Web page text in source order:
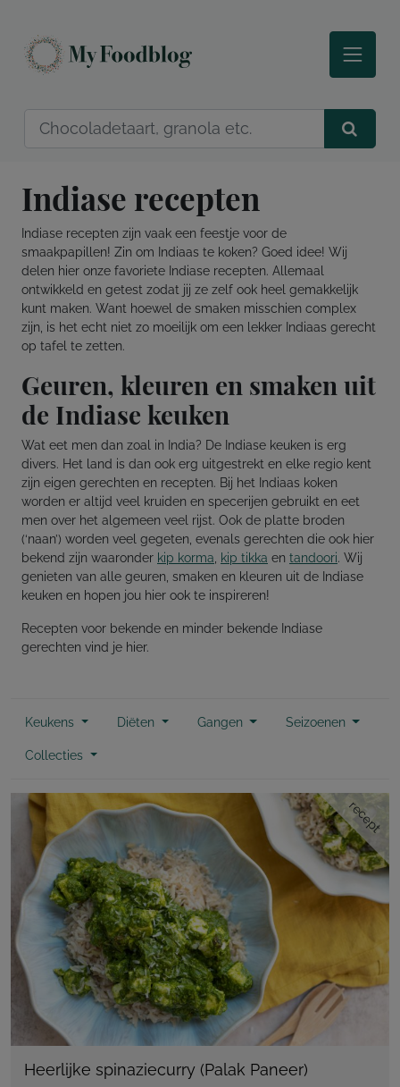
Indiase recepten
Indiase recepten zijn vaak een feestje voor de
smaakpapillen! Zin om Indiaas te koken? Goed idee! Wij
delen hier onze favoriete Indiase recepten. Allemaal
ontwikkeld en getest zodat jij ze zelf ook heel gemakkelijk
kunt maken. Want hoewel de smaken misschien complex
zijn, is het echt niet zo moeilijk om een lekker Indiaas gerecht
op tafel te zetten.
Geuren, kleuren en smaken uit
de Indiase keuken
Wat eet men dan zoal in India? De Indiase keuken is erg
divers. Het land is dan ook erg uitgestrekt en elke regio kent
zijn eigen gerechten en recepten. Bij het Indiaas koken
worden er altijd veel kruiden en specerijen gebruikt en eet
men over het algemeen veel rijst. Ook de platte broden
(‘naan’) worden veel gegeten, evenals gerechten die ook hier
bekend zijn waaronder kip korma, kip tikka en tandoori. Wij
genieten van alle geuren, smaken en kleuren uit de Indiase
keuken en hopen jou hier ook te inspireren!
Recepten voor bekende en minder bekende Indiase
gerechten vind je hier.
Keukens Diëten Gangen Seizoenen
Collecties
recept
Heerlijke spinaziecurry (Palak Paneer)